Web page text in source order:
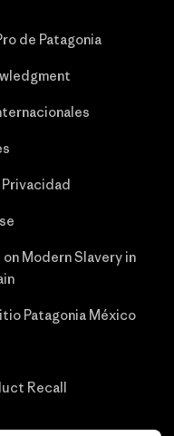
de Patagonia
Modern Slavery in
Patagonia México
Recall